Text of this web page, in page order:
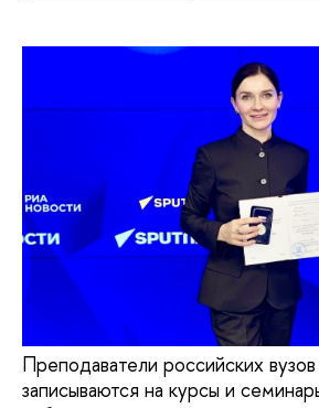
Преподаватели российских вузов
записываются на курсы и